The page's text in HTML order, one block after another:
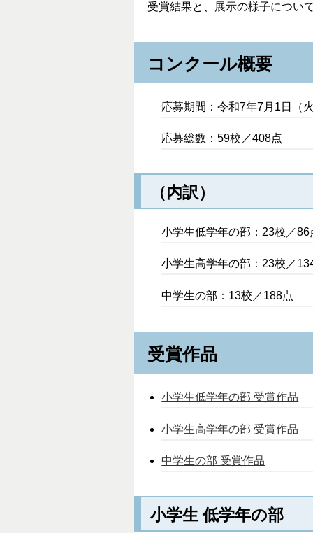
受賞結果と、展示の様子につい
コンクール概要
応募期間：令和7年7月1日（
応募総数：59校／408点
（内訳）
小学生低学年の部：23校／86
小学生高学年の部：23校／
中学生の部：13校／188点
受賞作品
小学生低学年の部 受賞作品
小学生高学年の部 受賞作品
中学生の部 受賞作品
小学生 低学年の部